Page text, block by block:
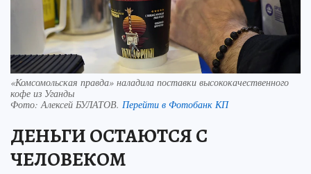
«Комсомольская правда» наладила поставки высококачественного
кофе из Уганды
Фото:Алексей БУЛАТОВ. Перейти в Фотобанк КП
ДЕНЬГИ ОСТАЮТСЯ С
ЧЕЛОВЕКОМ